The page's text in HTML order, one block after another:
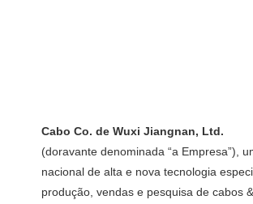
(doravante denominada “a Empresa”),
nacional de alta e nova tecnologia
produção, vendas e pesquisa de cabos